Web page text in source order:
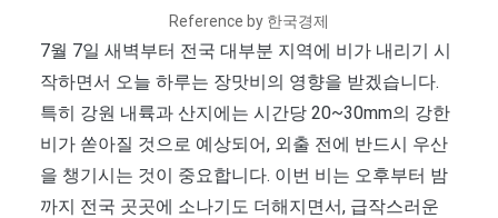
Reference by 한국경제
7월 7일 새벽부터 전국 대부분 지역에 비가 내리기 시
작하면서 오늘 하루는 장맛비의 영향을 받겠습니다.
특히 강원 내륙과 산지에는 시간당 20~30mm의 강한
비가 쏟아질 것으로 예상되어, 외출 전에 반드시 우산
을 챙기시는 것이 중요합니다. 이번 비는 오후부터 밤
까지 전국 곳곳에 소나기도 더해지면서, 급작스러운